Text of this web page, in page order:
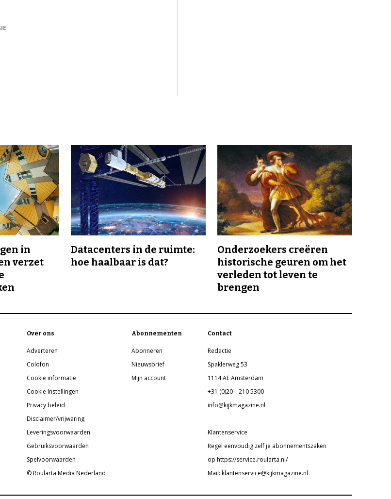
in
verzet
Datacenters in de ruimte:
hoe haalbaar is dat?
Onderzoekers creëren
historische geuren om het
verleden tot leven te
brengen
Over ons
Adverteren
Colofon
Cookie informatie
Cookie Instellingen
Privacy beleid
Disclaimer/vrijwaring
Leveringsvoorwaarden
Gebruiksvoorwaarden
Spelvoorwaarden
© Roularta Media Nederland
Abonnementen
Abonneren
Nieuwsbrief
Mijn account
Contact
Redactie
Spaklerweg 53
1114 AE Amsterdam
+31 (0)20 – 210 5300
info@kijkmagazine.nl
Klantenservice
Regel eenvoudig zelf je abonnementszaken
op https://service.roularta.nl/
Mail: klantenservice@kijkmagazine.nl